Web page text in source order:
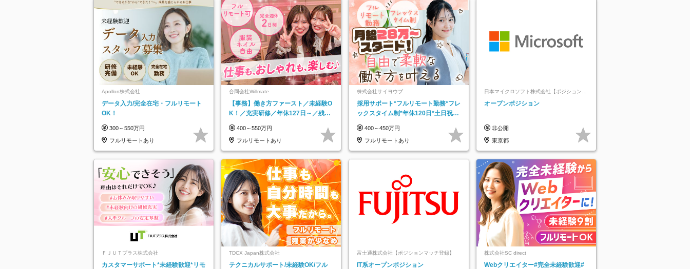
Apollon株式会社
データ入力/完全在宅・フルリモート
OK！
300～550万円
フルリモートあり
合同会社Willmate
【事務】働き方ファースト／未経験O
K！／充実研修／年休127日～／残業
400～550万円
フルリモートあり
株式会社サイヨウブ
採用サポート*フルリモート勤務*フレ
ックスタイム制*年休120日*土日祝休
400～450万円
フルリモートあり
日本マイクロソフト株式会社【ポジションマ
ッチ登録】
オープンポジション
非公開
東京都
ＦＪＵＴプラス株式会社
カスタマーサポート*未経験歓迎*リモ
TDCX Japan株式会社
テクニカルサポート/未経験OK/フル
富士通株式会社【ポジションマッチ登録】
IT系オープンポジション
株式会社SC direct
Webクリエイター#完全未経験歓迎#